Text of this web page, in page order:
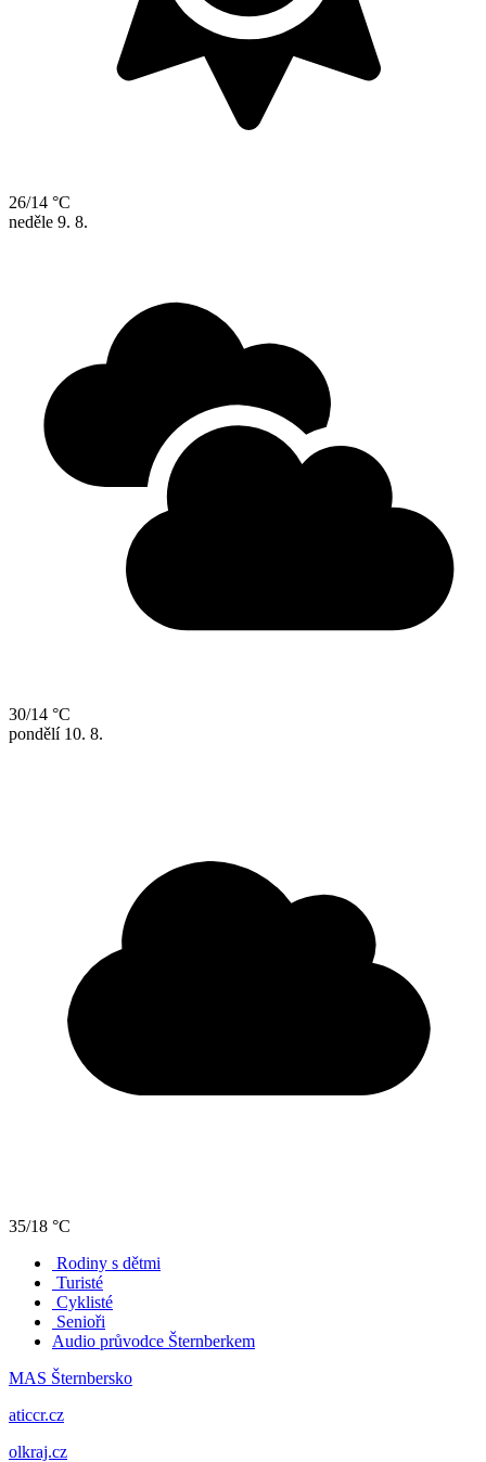
26/14 °C
neděle 9. 8.
30/14 °C
pondělí 10. 8.
35/18 °C
Rodiny s dětmi
Turisté
Cyklisté
Senioři
Audio průvodce Šternberkem
MAS Šternbersko
aticcr.cz
olkraj.cz